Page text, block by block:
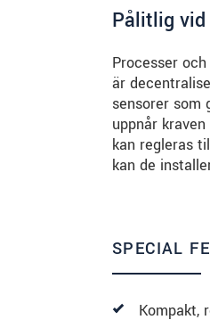
Pålitlig
Processer
är
sensorer som
uppnår
kan regleras
kan de
SPECIAL
Kompakt,